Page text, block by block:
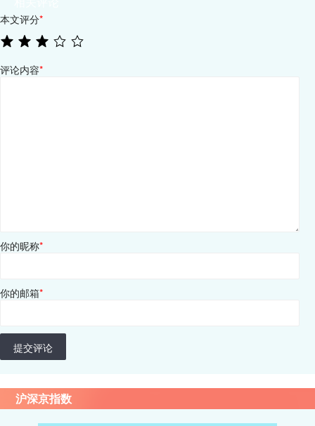
本文评分*
评论内容*
你的昵称*
你的邮箱*
提交评论
沪深京指数